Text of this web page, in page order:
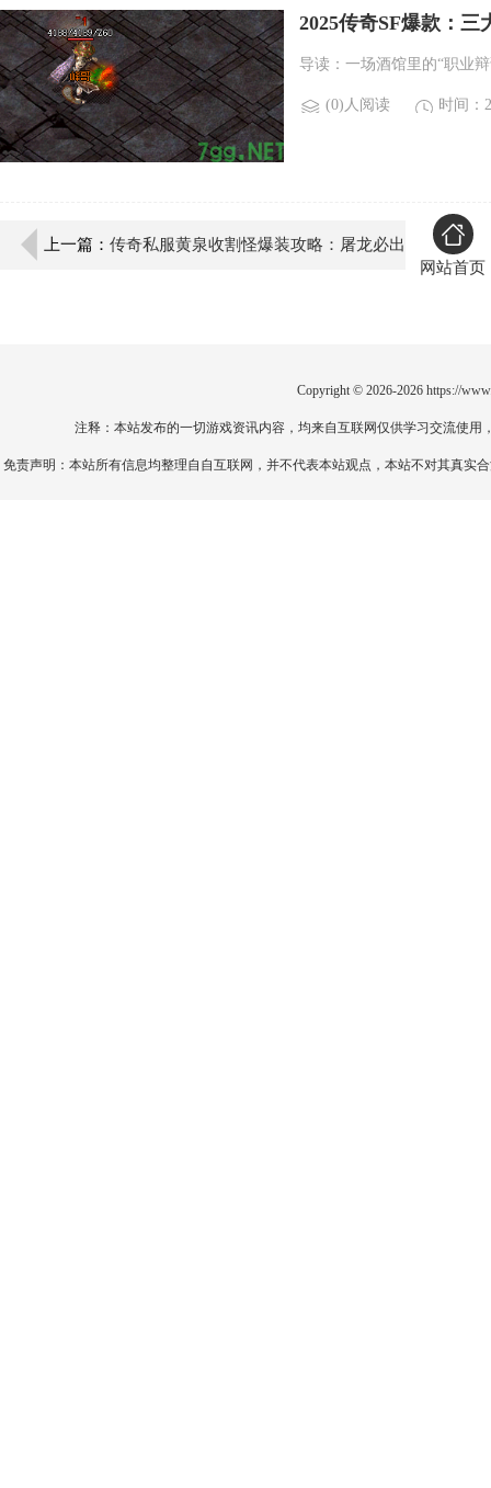
2025传奇SF爆款：
导读：一场酒馆里的“职业
(0)人阅读 时间：
上一篇： 传奇私服黄泉收割怪爆装攻略：屠龙必出
网站首页
Copyright © 2026-2026 https://
注释：本站发布的一切游戏资讯内容，均来自互联网仅供学习交流使
免责声明：本站所有信息均整理自自互联网，并不代表本站观点，本站不对其真实